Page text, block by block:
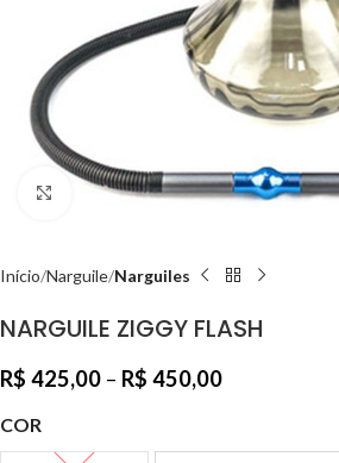
Clique para ampliar
Início Narguile Narguiles
NARGUILE ZIGGY FLASH
R$ 425,00 – R$ 450,00
COR